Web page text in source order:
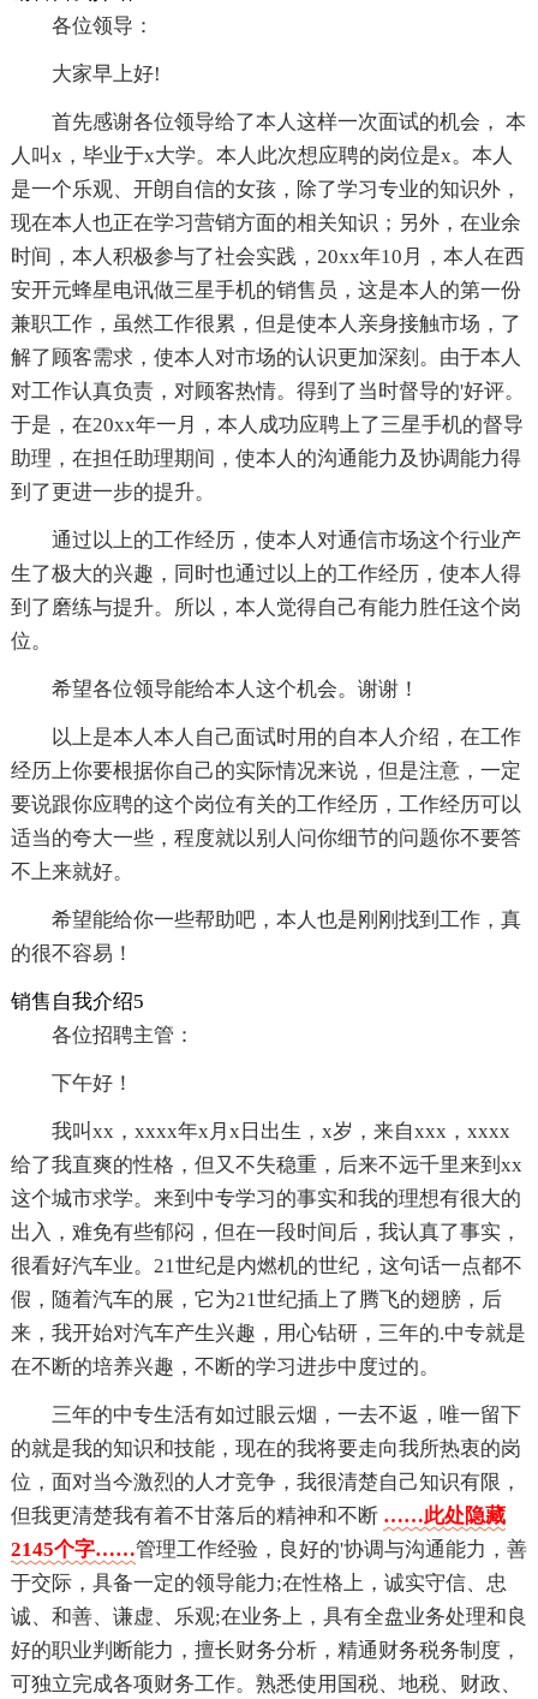
各位领导：
大家早上好!
首先感谢各位领导给了本人这样一次面试的机会， 本
人叫x，毕业于x大学。本人此次想应聘的岗位是x。本人
是一个乐观、开朗自信的女孩，除了学习专业的知识外，
现在本人也正在学习营销方面的相关知识；另外，在业余
时间，本人积极参与了社会实践，20xx年10月，本人在西
安开元蜂星电讯做三星手机的销售员，这是本人的第一份
兼职工作，虽然工作很累，但是使本人亲身接触市场，了
解了顾客需求，使本人对市场的认识更加深刻。由于本人
对工作认真负责，对顾客热情。得到了当时督导的'好评。
于是，在20xx年一月，本人成功应聘上了三星手机的督导
助理，在担任助理期间，使本人的沟通能力及协调能力得
到了更进一步的提升。
通过以上的工作经历，使本人对通信市场这个行业产
生了极大的兴趣，同时也通过以上的工作经历，使本人得
到了磨练与提升。所以，本人觉得自己有能力胜任这个岗
位。
希望各位领导能给本人这个机会。谢谢！
以上是本人本人自己面试时用的自本人介绍，在工作
经历上你要根据你自己的实际情况来说，但是注意，一定
要说跟你应聘的这个岗位有关的工作经历，工作经历可以
适当的夸大一些，程度就以别人问你细节的问题你不要答
不上来就好。
希望能给你一些帮助吧，本人也是刚刚找到工作，真
的很不容易！
销售自我介绍5
各位招聘主管：
下午好！
我叫xx，xxxx年x月x日出生，x岁，来自xxx，xxxx
给了我直爽的性格，但又不失稳重，后来不远千里来到xx
这个城市求学。来到中专学习的事实和我的理想有很大的
出入，难免有些郁闷，但在一段时间后，我认真了事实，
很看好汽车业。21世纪是内燃机的世纪，这句话一点都不
假，随着汽车的展，它为21世纪插上了腾飞的翅膀，后
来，我开始对汽车产生兴趣，用心钻研，三年的.中专就是
在不断的培养兴趣，不断的学习进步中度过的。
三年的中专生活有如过眼云烟，一去不返，唯一留下
的就是我的知识和技能，现在的我将要走向我所热衷的岗
位，面对当今激烈的人才竞争，我很清楚自己知识有限，
但我更清楚我有着不甘落后的精神和不断 ……此处隐藏
2145个字……管理工作经验，良好的'协调与沟通能力，善
于交际，具备一定的领导能力;在性格上，诚实守信、忠
诚、和善、谦虚、乐观;在业务上，具有全盘业务处理和良
好的职业判断能力，擅长财务分析，精通财务税务制度，
可独立完成各项财务工作。熟悉使用国税、地税、财政、